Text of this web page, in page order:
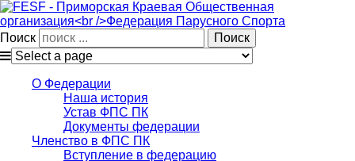
Поиск
О Федерации
Наша история
Устав ФПС ПК
Документы федерации
Членство в ФПС ПК
Вступление в федерацию